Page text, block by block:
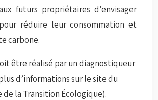
futurs propriétaires d’envisager
réduire leur consommation et
carbone.
être réalisé par un diagnostiqueur
d’informations sur le site du
de la Transition Écologique).